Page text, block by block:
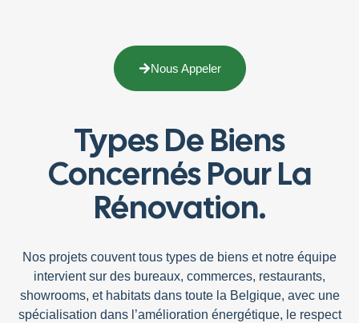
Nous Appeler
Types De Biens
Concernés Pour La
Rénovation.
Nos projets couvent tous types de biens et notre équipe
intervient sur des bureaux, commerces, restaurants,
showrooms, et habitatsdans toute la Belgique, avec une
spécialisation dans ’amélioration énergétique, le respect